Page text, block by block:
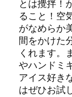
とは攪拌！
ること！空
がなめらか
間をかけた
くれます。
やハンドミ
アイス好き
はぜひお試